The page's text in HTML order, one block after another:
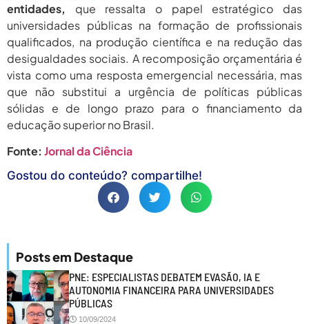
entidades, que ressalta o papel estratégico das
universidades públicas na formação de profissionais
qualificados, na produção científica e na redução das
desigualdades sociais. A recomposição orçamentária é
vista como uma resposta emergencial necessária, mas
que não substitui a urgência de políticas públicas
sólidas e de longo prazo para o financiamento da
educação superior no Brasil.
Fonte: Jornal da Ciência
Gostou do conteúdo? compartilhe!
Posts em Destaque
PNE: ESPECIALISTAS DEBATEM EVASÃO, IA E
AUTONOMIA FINANCEIRA PARA UNIVERSIDADES
PÚBLICAS
10/09/2024